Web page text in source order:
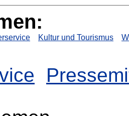
Kultur und Tourismus